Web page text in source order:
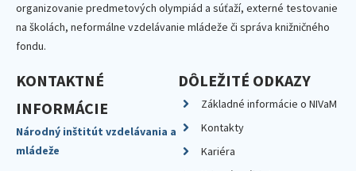
organizovanie predmetových olympiád a súťaží, externé testovanie
na školách, neformálne vzdelávanie mládeže či správa knižničného
fondu.
KONTAKTNÉ
INFORMÁCIE
Národný inštitút vzdelávania a
mládeže
DÔLEŽITÉ ODKAZY
Základné informácie o NIVaM
Kontakty
Kariéra